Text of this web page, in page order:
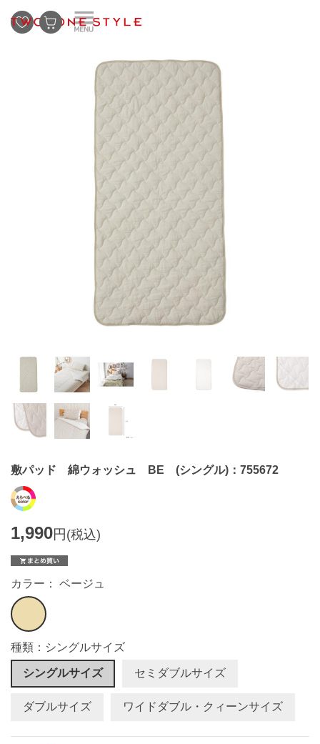
敷パッド 綿ウォッシュ BE (シングル)：755672
1,990円(税込)
カラー： ベージュ
種類：シングルサイズ
シングルサイズ セミダブルサイズ
ダブルサイズ ワイドダブル・クィーンサイズ